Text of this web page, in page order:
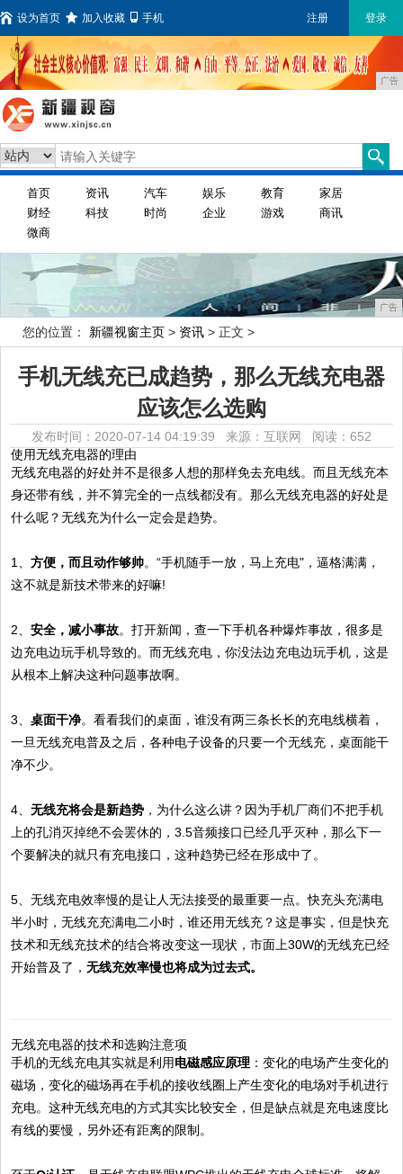
设为首页 加入收藏 手机 注册 登录
广告
首页 资讯 汽车 娱乐 教育
家居
财经
科技 时尚 企业 游戏
商讯
微商
广告
您的位置： 新疆视窗主页 > 资讯 > 正文 >
手机无线充已成趋势，那么无线充电器
应该怎么选购
发布时间：2020-07-14 04:19:39 来源：互联网 阅读：652
使用无线充电器的理由
无线充电器的好处并不是很多人想的那样免去充电线。而且无线充本
身还带有线，并不算完全的一点线都没有。那么无线充电器的好处是
什么呢？无线充为什么一定会是趋势。
1、方便，而且动作够帅。“手机随手一放，马上充电"，逼格满满，
这不就是新技术带来的好嘛!
2、安全，减小事故。打开新闻，查一下手机各种爆炸事故，很多是
边充电边玩手机导致的。而无线充电，你没法边充电边玩手机，这是
从根本上解决这种问题事故啊。
3、桌面干净。看看我们的桌面，谁没有两三条长长的充电线横着，
一旦无线充电普及之后，各种电子设备的只要一个无线充，桌面能干
净不少。
4、无线充将会是新趋势 ，为什么这么讲？因为手机厂商们不把手机
上的孔消灭掉绝不会罢休的，3.5音频接口已经几乎灭种，那么下一
个要解决的就只有充电接口，这种趋势已经在形成中了。
5、无线充电效率慢的是让人无法接受的最重要一点。快充头充满电
半小时，无线充充满电二小时，谁还用无线充？这是事实，但是快充
技术和无线充技术的结合将改变这一现状，市面上30W的无线充已经
开始普及了，无线充效率慢也将成为过去式。
无线充电器的技术和选购注意项
手机的无线充电其实就是利用电磁感应原理 ：变化的电场产生变化的
磁场，变化的磁场再在手机的接收线圈上产生变化的电场对手机进行
充电。这种无线充电的方式其实比较安全，但是缺点就是充电速度比
有线的要慢，另外还有距离的限制。